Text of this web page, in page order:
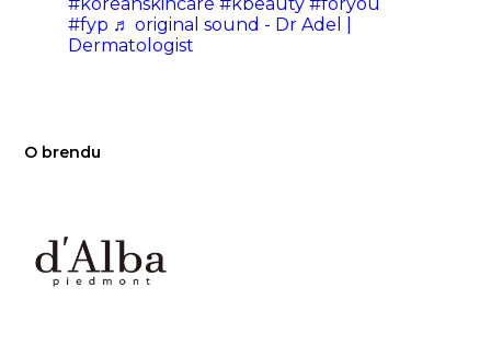
#koreanskincare #kbeauty #foryou
#fyp ♬ original sound - Dr Adel |
Dermatologist
O brendu